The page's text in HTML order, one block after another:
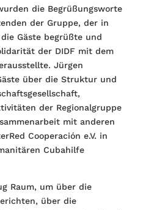
die Begrüßungsworte
der Gruppe, der in
Gäste begrüßte und
der DIDF mit dem
Jürgen
über die Struktur und
der Regionalgruppe
mit anderen
Cooperación e.V. in
Cubahilfe
Raum, um über die
über die